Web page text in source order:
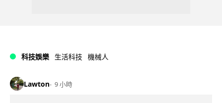
科技娛樂 生活科技 機械人
Lawton 9 小時